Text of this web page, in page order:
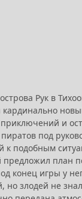
Рук в
и
под
план
игры у
злодей не